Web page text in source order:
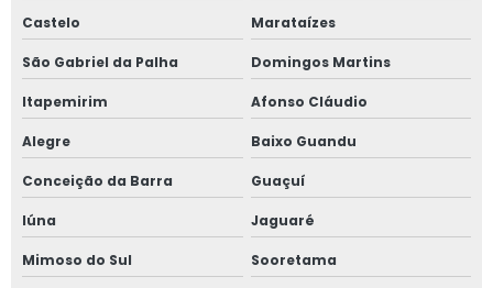
Esocial para mei
Esocial para órgãos públicos
Esocial pessoa física
Esocial simplificado
Esocial trabalhista
Castelo Marataízes
São Gabriel da Palha Domingos Martins
Itapemirim Afonso Cláudio
Alegre Baixo Guandu
Conceição da Barra Guaçuí
Iúna Jaguaré
Mimoso do Sul Sooretama